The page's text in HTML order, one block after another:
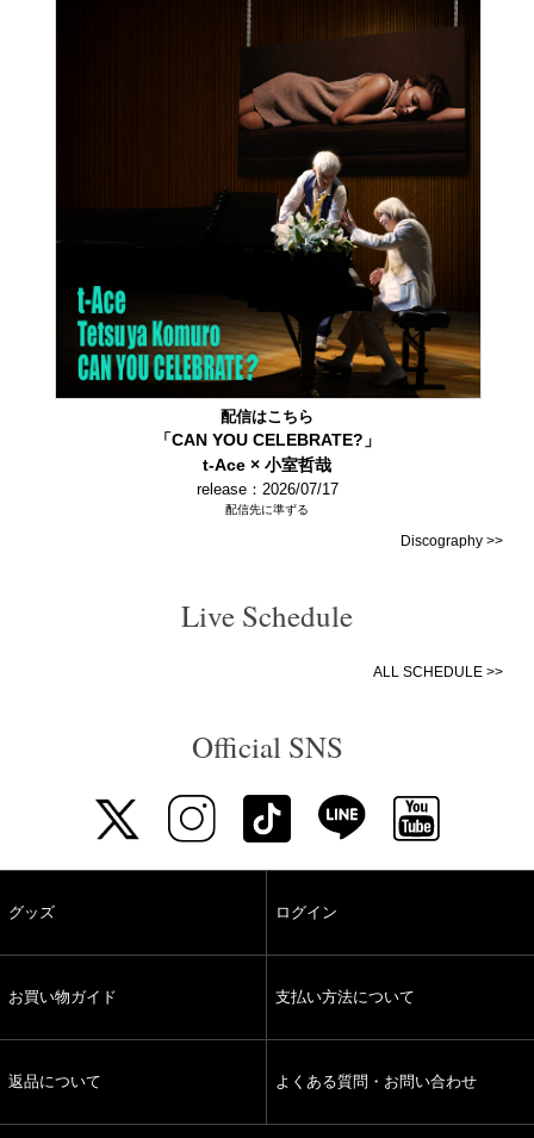
配信はこちら
「CAN YOU CELEBRATE?」
t-Ace × 小室哲哉
release：2026/07/17
配信先に準ずる
Discography >>
Live Schedule
ALL SCHEDULE >>
Official SNS
グッズ ログイン
お買い物ガイド 支払い方法について
返品について よくある質問・お問い合わせ